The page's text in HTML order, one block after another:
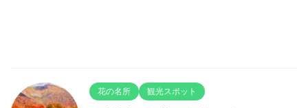
花の名所 観光スポット